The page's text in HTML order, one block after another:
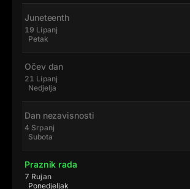
19 Lipanj
Petak
Juneteenth
21 Lipanj
Nedjelja
Očev dan
4 Srpanj
Subota
Dan nezavisnosti
7 Rujan
Ponedjeljak
Praznik rada